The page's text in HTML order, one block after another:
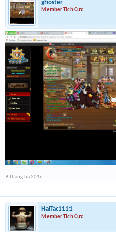
ghoster
Member Tích Cực
9 Tháng ba 2016
HaiTac1111
Member Tích Cực